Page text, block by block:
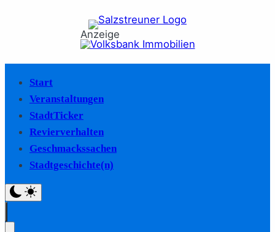
Anzeige
Start
Veranstaltungen
StadtTicker
Revierverhalten
Geschmackssachen
Stadtgeschichte(n)